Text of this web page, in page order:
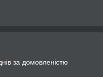
за домовленістю